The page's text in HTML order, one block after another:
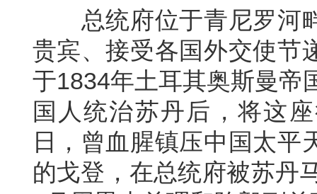
总统府位于青尼罗河
贵宾、接受各国外交使节
于1834年土耳其奥斯曼帝
国人统治苏丹后，将这
日，曾血腥镇压中国太平
的戈登，在总统府被苏丹